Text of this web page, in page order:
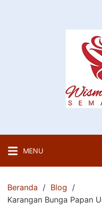
MENU
Beranda
Blog
Karangan Bunga Papan